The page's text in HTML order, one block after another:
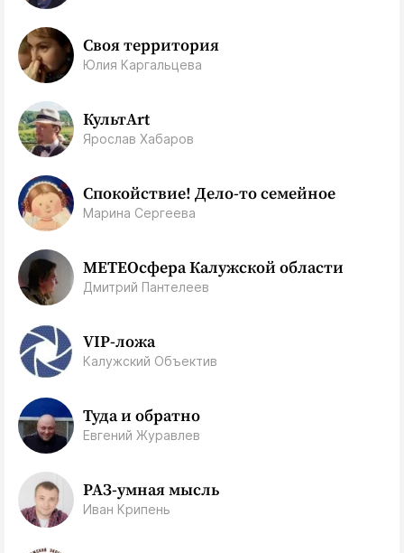
Своя территория
Юлия Каргальцева
КультArt
Ярослав Хабаров
Спокойствие! Дело-то семейное
Марина Сергеева
МЕТЕОсфера Калужской области
Дмитрий Пантелеев
VIP-ложа
Калужский Объектив
Туда и обратно
Евгений Журавлев
РАЗ-умная мысль
Иван Крипень